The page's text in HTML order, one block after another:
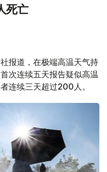
死亡
报道，在极端高温天气持
次连续五天报告疑似高温
连续三天超过200人。